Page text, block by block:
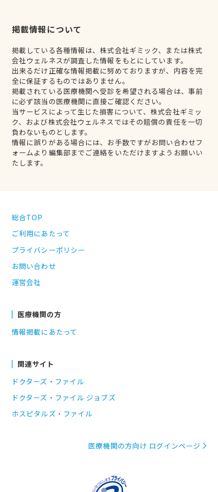
掲載情報について
掲載している各種情報は、株式会社ギミック、または株式
会社ウェルネスが調査した情報をもとにしています。
出来るだけ正確な情報掲載に努めておりますが、内容を完
全に保証するものではありません。
掲載されている医療機関へ受診を希望される場合は、事前
に必ず該当の医療機関に直接ご確認ください。
当サービスによって生じた損害について、株式会社ギミッ
ク、および株式会社ウェルネスではその賠償の責任を一切
負わないものとします。
情報に誤りがある場合には、お手数ですがお問い合わせフ
ォームより編集部までご連絡をいただけますようお願いい
たします。
総合TOP
ご利用にあたって
プライバシーポリシー
お問い合わせ
運営会社
医療機関の方
情報掲載にあたって
関連サイト
ドクターズ・ファイル
ドクターズ・ファイル ジョブズ
ホスピタルズ・ファイル
医療機関の方向け ログインページ